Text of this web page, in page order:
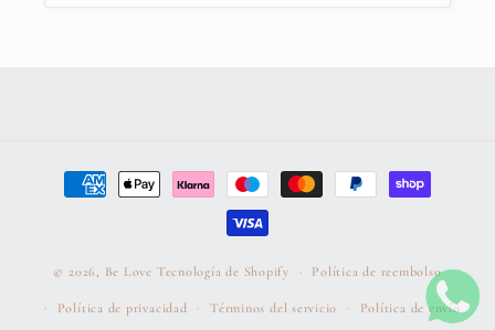
Formas
© 2026, Be Love Tecnología de Shopify Política de reembolso
Política de privacidad Términos del servicio Política de envío